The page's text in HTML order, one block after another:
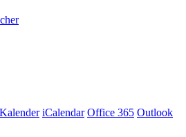
iCalendar Office 365 Outlook